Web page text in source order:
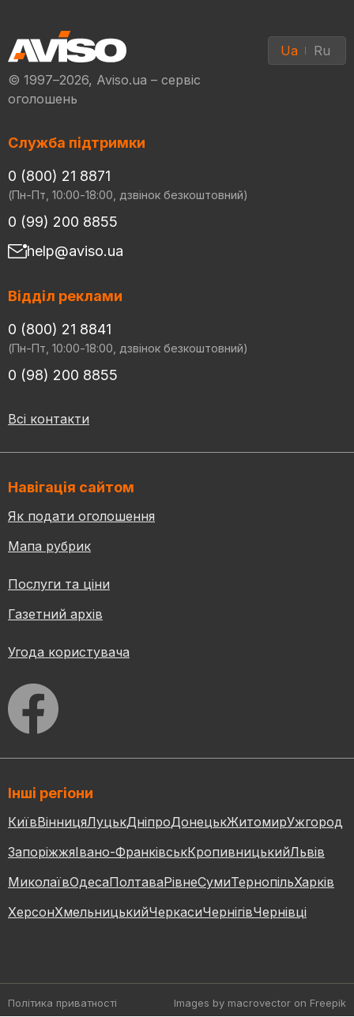
© 1997–2026, Aviso.ua – сервіс
оголошень
Ua Ru
Служба підтримки
0 (800) 21 8871
(Пн-Пт, 10:00-18:00, дзвінок безкоштовний)
0 (99) 200 8855
help@aviso.ua
Відділ реклами
0 (800) 21 8841
(Пн-Пт, 10:00-18:00, дзвінок безкоштовний)
0 (98) 200 8855
Всі контакти
Навігація сайтом
Як подати оголошення
Мапа рубрик
Послуги та ціни
Газетний архів
Угода користувача
Інші регіони
КиївВінницяЛуцькДніпроДонецькЖитомирУжгород
ЗапоріжжяІвано-ФранківськКропивницькийЛьвів
МиколаївОдесаПолтаваРівнеСумиТернопільХарків
ХерсонХмельницькийЧеркасиЧернігівЧернівці
Політика приватності Images by macrovector on Freepik